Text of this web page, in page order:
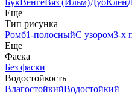
БукВенгеВяз (Ильм)ДубКлен
Еще
Тип рисунка
Ромб1-полосныйС узором3-х
Еще
Фаска
Без фаски
Водостойкость
ВлагостойкийВодостойкий